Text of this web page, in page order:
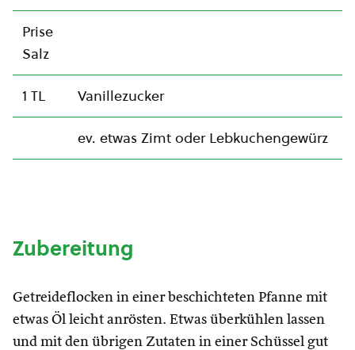
Prise
Salz
1 TL Vanillezucker
ev. etwas Zimt oder Lebkuchengewürz
Zubereitung
Getreideflocken in einer beschichteten Pfanne mit
etwas Öl leicht anrösten. Etwas überkühlen lassen
und mit den übrigen Zutaten in einer Schüssel gut